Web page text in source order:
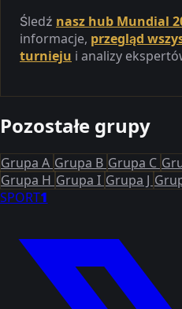
Śledź nasz hub Mundial
informacje, przegląd
turnieju i analizy
Pozostałe grupy
Grupa A Grupa B Grupa C
Grupa H Grupa I Grupa J
SPORT1